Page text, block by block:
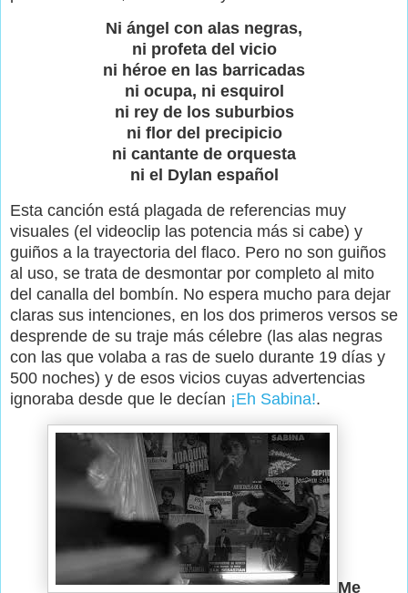
Ni ángel con alas negras,
ni profeta del vicio
ni héroe en las barricadas
ni ocupa, ni esquirol
ni rey de los suburbios
ni flor del precipicio
ni cantante de orquesta
ni el Dylan español
Esta canción está plagada de referencias muy
visuales (el videoclip las potencia más si cabe) y
guiños a la trayectoria del flaco. Pero no son guiños
al uso, se trata de desmontar por completo al mito
del canalla del bombín. No espera mucho para dejar
claras sus intenciones, en los dos primeros versos se
desprende de su traje más célebre (las alas negras
con las que volaba a ras de suelo durante 19 días y
500 noches) y de esos vicios cuyas advertencias
ignoraba desde que le decían ¡Eh Sabina!.
Me